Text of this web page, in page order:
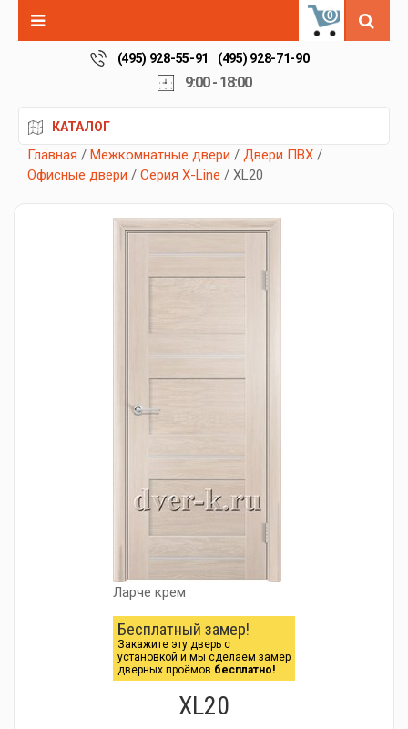
0
(495) 928-55-91 (495) 928-71-90
9:00 - 18:00
КАТАЛОГ
Главная / Межкомнатные двери / Двери ПВХ /
Офисные двери / Серия X-Line / XL20
Ларче крем
Бесплатный замер!
Закажите эту дверь с
установкой и мы сделаем замер
дверных проёмов бесплатно!
XL20